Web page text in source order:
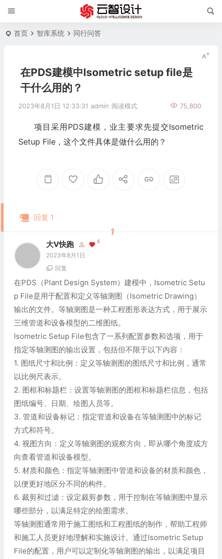
首页 智库系统 同行问答
在PDS建模中Isometric setup file是
干什么用的？
2023年8月1日 12:33:31 admin 75,800
阅读模式
项目采用PDS建模，业主要求先提交Isometric
Setup File，这个文件具体是做什么用的？
回复 1
大V快跑 5
2023年8月1日
1
回复
在PDS（Plant Design System）建模中，Isometric Setu
p File是用于配置和定义等轴测图（Isometric Drawing）
输出的文件。等轴测图是一种工程图形表达方式，用于展示
三维管道和设备模型的二维图纸。
Isometric Setup File包含了一系列配置参数和选项，用于
指定等轴测图的输出设置，包括但不限于以下内容：
1. 图纸尺寸和比例：定义等轴测图的图纸尺寸和比例，通常
以比例尺表示。
2. 图框和标题栏：设置等轴测图的图框和标题栏信息，包括
图纸编号、日期、绘图人员等。
3. 管道和设备标记：指定管道和设备在等轴测图中的标记
方式和符号。
4. 视图方向：定义等轴测图的观察方向，即从哪个角度或方
向查看管道和设备模型。
5. 材质和颜色：指定等轴测图中管道和设备的材质和颜色，
以便更好地区分不同的构件。
6. 裁剪和过滤：设定裁剪参数，用于控制在等轴测图中显示
哪些部分，以满足特定的绘图需求。
等轴测图通常用于施工图纸和工程图纸的制作，帮助工程师
和施工人员更好地理解和实施设计。通过Isometric Setup
File的配置，用户可以定制化等轴测图的输出，以满足项目